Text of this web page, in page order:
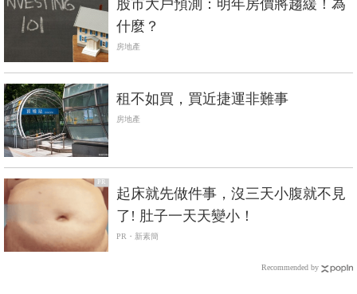
股市大戶預測：明年房價將趨緩！為
什麼？
房地產
租不如買，買近捷運非難事
房地產
PR
起床就先做件事，沒三天小腹就不見
了! 肚子一天天變小！
PR・新素簡
Recommended by